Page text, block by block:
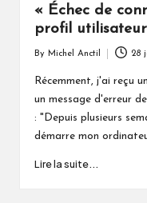
« Échec de
profil
by
By Michel Anctil 28
Récemment, j'ai reçu
un message d'erreur
: "Depuis plusieurs
démarre mon
Lire la suite...